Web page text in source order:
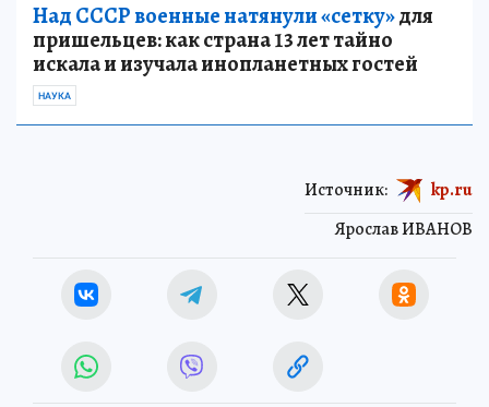
Над СССР военные натянули «сетку»для
пришельцев: как страна 13 лет тайно
искала и изучала инопланетных гостей
НАУКА
Ярослав ИВАНОВ
Источник: kp.ru